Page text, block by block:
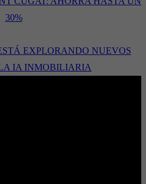
30%
EXPLORANDO NUEVOS
IA INMOBILIARIA